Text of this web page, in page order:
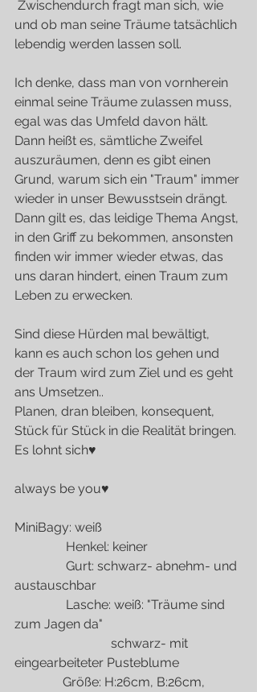
und ob man seine Träume tatsächlich
lebendig werden lassen soll.
Ich denke, dass man von vornherein
einmal seine Träume zulassen muss,
egal was das Umfeld davon hält.
Dann heißt es, sämtliche Zweifel
auszuräumen, denn es gibt einen
Grund, warum sich ein "Traum" immer
wieder in unser Bewusstsein drängt.
Dann gilt es, das leidige Thema Angst,
in den Griff zu bekommen, ansonsten
finden wir immer wieder etwas, das
uns daran hindert, einen Traum zum
Leben zu erwecken.
Sind diese Hürden mal bewältigt,
kann es auch schon los gehen und
der Traum wird zum Ziel und es geht
ans Umsetzen..
Planen, dran bleiben, konsequent,
Stück für Stück in die Realität bringen.
Es lohnt sich♥
always be you♥
MiniBagy: weiß
                Henkel: keiner
austauschbar
zum Jagen da"
eingearbeiteter Pusteblume